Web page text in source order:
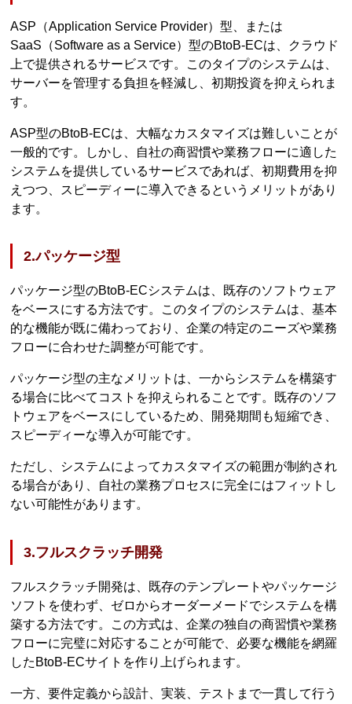
ASP（Application Service Provider）型、または
SaaS（Software as a Service）型のBtoB-ECは、クラウド
上で提供されるサービスです。このタイプのシステムは、
サーバーを管理する負担を軽減し、初期投資を抑えられま
す。
ASP型のBtoB-ECは、大幅なカスタマイズは難しいことが
一般的です。しかし、自社の商習慣や業務フローに適した
システムを提供しているサービスであれば、初期費用を抑
えつつ、スピーディーに導入できるというメリットがあり
ます。
2.パッケージ型
パッケージ型のBtoB-ECシステムは、既存のソフトウェア
をベースにする方法です。このタイプのシステムは、基本
的な機能が既に備わっており、企業の特定のニーズや業務
フローに合わせた調整が可能です。
パッケージ型の主なメリットは、一からシステムを構築す
る場合に比べてコストを抑えられることです。既存のソフ
トウェアをベースにしているため、開発期間も短縮でき、
スピーディーな導入が可能です。
ただし、システムによってカスタマイズの範囲が制約され
る場合があり、自社の業務プロセスに完全にはフィットし
ない可能性があります。
3.フルスクラッチ開発
フルスクラッチ開発は、既存のテンプレートやパッケージ
ソフトを使わず、ゼロからオーダーメードでシステムを構
築する方法です。この方式は、企業の独自の商習慣や業務
フローに完璧に対応することが可能で、必要な機能を網羅
したBtoB-ECサイトを作り上げられます。
一方、要件定義から設計、実装、テストまで一貫して行う